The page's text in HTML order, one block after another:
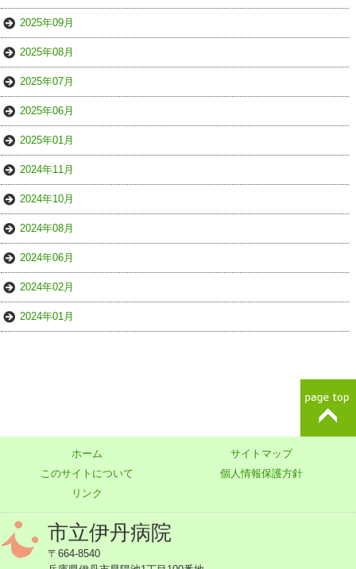
2025年09月
2025年08月
2025年07月
2025年06月
2025年01月
2024年11月
2024年10月
2024年08月
2024年06月
2024年02月
2024年01月
ホーム
サイトマップ
このサイトについて
個人情報保護方針
リンク
市立伊丹病院
〒664-8540